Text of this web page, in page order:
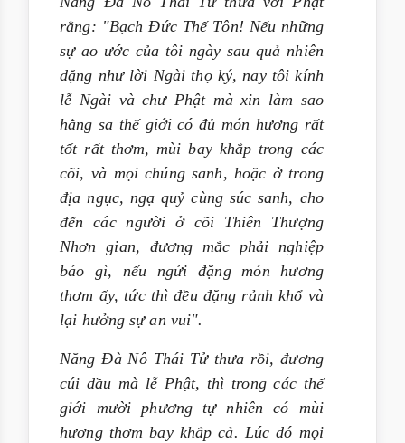
rằng: "Bạch Đức Thế Tôn! Nếu những
sự ao ước của tôi ngày sau quả nhiên
đặng như lời Ngài thọ ký, nay tôi kính
lễ Ngài và chư Phật mà xin làm sao
hằng sa thế giới có đủ món hương rất
tốt rất thơm, mùi bay khắp trong các
cõi, và mọi chúng sanh, hoặc ở trong
địa ngục, ngạ quỷ cùng súc sanh, cho
đến các người ở cõi Thiên Thượng
Nhơn gian, đương mắc phải nghiệp
báo gì, nếu ngửi đặng món hương
thơm ấy, tức thì đều đặng rảnh khổ và
lại hưởng sự an vui".
Năng Đà Nô Thái Tử thưa rồi, đương
cúi đầu mà lễ Phật, thì trong các thế
giới mười phương tự nhiên có mùi
hương thơm bay khắp cả. Lúc đó mọi